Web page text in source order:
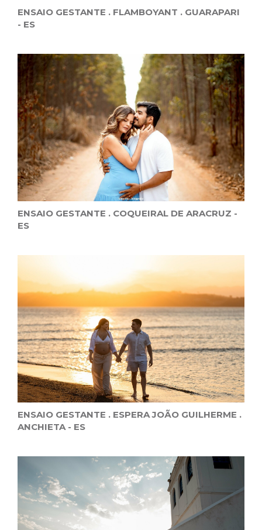
ENSAIO GESTANTE . FLAMBOYANT . GUARAPARI
- ES
ENSAIO GESTANTE . COQUEIRAL DE ARACRUZ -
ES
ENSAIO GESTANTE . ESPERA JOÃO GUILHERME .
ANCHIETA - ES